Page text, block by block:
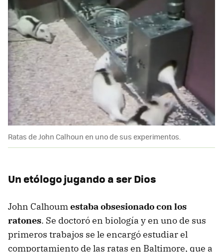
Ratas de John Calhoun en uno de sus experimentos.
Un etólogo jugando a ser Dios
John Calhoumestaba obsesionado con los
ratones. Se doctoró en biología y en uno de sus
primeros trabajos se le encargó estudiar el
comportamiento de las ratas en Baltimore, que a